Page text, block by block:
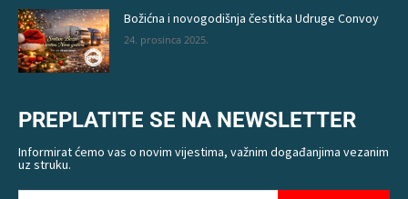
Božićna i novogodišnja čestitka Udruge Convoy
24. prosinca 2025.
PREPLATITE SE NA NEWSLETTER
Informirat ćemo vas o novim vijestima, važnim događanjima vezanim
uz struku.